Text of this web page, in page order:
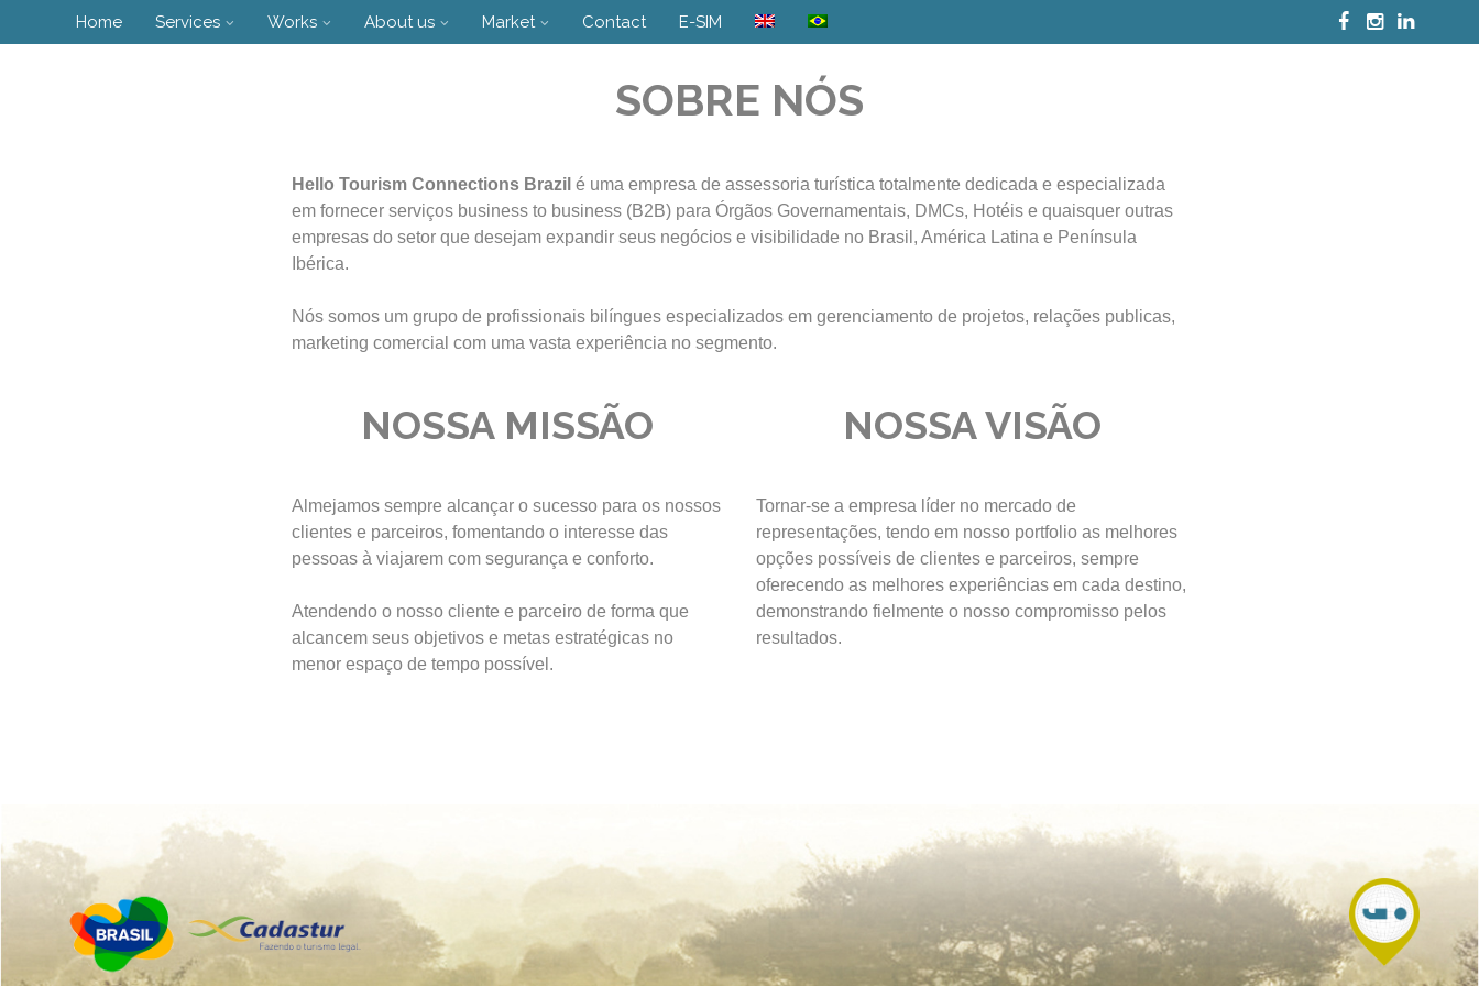
Home Services Works About us Market Contact E-SIM
Skip
SOBRE NÓS
Hello Tourism Connections Brazil é uma empresa de assessoria turística totalmente dedicada e especializada
em fornecer serviços business to business (B2B) para Órgãos Governamentais, DMCs, Hotéis e quaisquer outras
empresas do setor que desejam expandir seus negócios e visibilidade no Brasil, América Latina e Península
Ibérica.
Nós somos um grupo de profissionais bilíngues especializados em gerenciamento de projetos, relações publicas,
marketing comercial com uma vasta experiência no segmento.
NOSSA MISSÃO
Almejamos sempre alcançar o sucesso para os nossos
clientes e parceiros, fomentando o interesse das
pessoas à viajarem com segurança e conforto.
Atendendo o nosso cliente e parceiro de forma que
alcancem seus objetivos e metas estratégicas no
menor espaço de tempo possível.
NOSSA VISÃO
Tornar-se a empresa líder no mercado de
representações, tendo em nosso portfolio as melhores
opções possíveis de clientes e parceiros, sempre
oferecendo as melhores experiências em cada destino,
demonstrando fielmente o nosso compromisso pelos
resultados.